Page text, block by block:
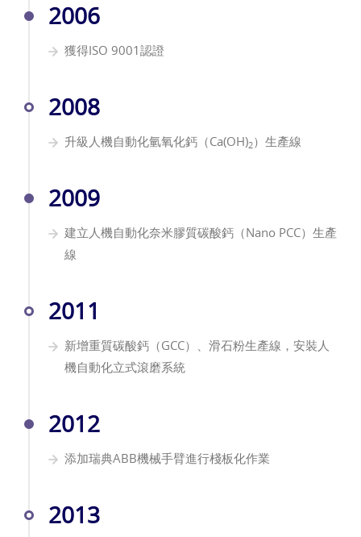
2006
獲得ISO 9001認證
2008
升級人機自動化氫氧化鈣（Ca(OH)2）生產線
2009
建立人機自動化奈米膠質碳酸鈣（Nano PCC）生產
線
2011
新增重質碳酸鈣（GCC）、滑石粉生產線，安裝人
機自動化立式滾磨系統
2012
添加瑞典ABB機械手臂進行棧板化作業
2013